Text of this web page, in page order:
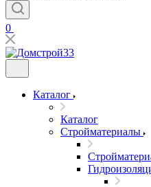
0
Каталог
Каталог
Стройматериалы